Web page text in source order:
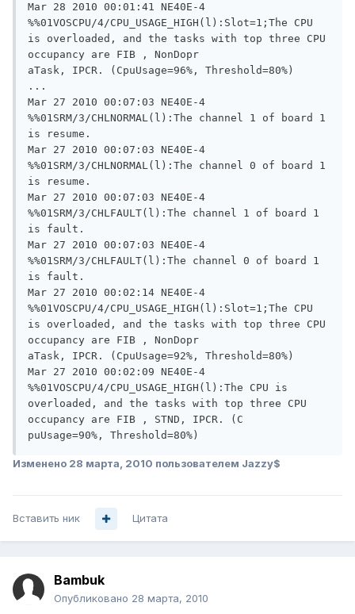
Mar 28 2010 00:01:41 NE40E-4
%%01VOSCPU/4/CPU_USAGE_HIGH(l):Slot=1;The CPU
is overloaded, and the tasks with top three CPU
occupancy are FIB , NonDopr
aTask, IPCR. (CpuUsage=96%, Threshold=80%)
...
Mar 27 2010 00:07:03 NE40E-4
%%01SRM/3/CHLNORMAL(l):The channel 1 of board 1
is resume.
Mar 27 2010 00:07:03 NE40E-4
%%01SRM/3/CHLNORMAL(l):The channel 0 of board 1
is resume.
Mar 27 2010 00:07:03 NE40E-4
%%01SRM/3/CHLFAULT(l):The channel 1 of board 1
is fault.
Mar 27 2010 00:07:03 NE40E-4
%%01SRM/3/CHLFAULT(l):The channel 0 of board 1
is fault.
Mar 27 2010 00:02:14 NE40E-4
%%01VOSCPU/4/CPU_USAGE_HIGH(l):Slot=1;The CPU
is overloaded, and the tasks with top three CPU
occupancy are FIB , NonDopr
aTask, IPCR. (CpuUsage=92%, Threshold=80%)
Mar 27 2010 00:02:09 NE40E-4
%%01VOSCPU/4/CPU_USAGE_HIGH(l):The CPU is
overloaded, and the tasks with top three CPU
occupancy are FIB , STND, IPCR. (C
puUsage=90%, Threshold=80%)
Изменено 28 марта, 2010 пользователем Jazzy$
Вставить ник Цитата
Bambuk
Опубликовано 28 марта, 2010